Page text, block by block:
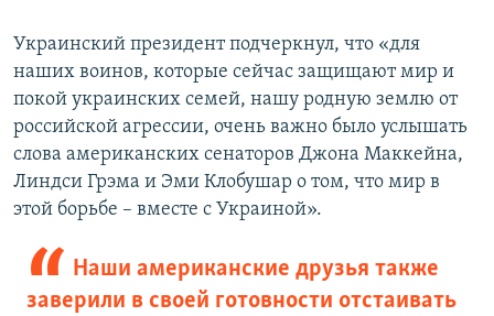
Украинский президент подчеркнул, что «для
наших воинов, которые сейчас защищают мир и
покой украинских семей, нашу родную землю от
российской агрессии, очень важно было услышать
слова американских сенаторов Джона Маккейна,
Линдси Грэма и Эми Клобушар о том, что мир в
этой борьбе – вместе с Украиной».
Наши американские друзья также
заверили в своей готовности отстаивать